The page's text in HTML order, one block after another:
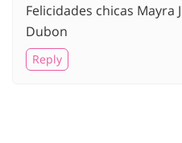
Felicidades chicas Mayra
Dubon
Reply